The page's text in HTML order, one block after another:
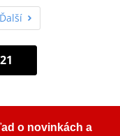
Ďalší
o novinkách a